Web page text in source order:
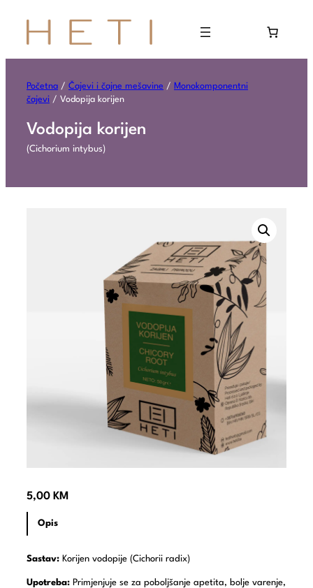
Početna / Čajevi i čajne mešavine /
Monokomponentni
čajevi / Vodopija korijen
Vodopija korijen
(Cichorium intybus)
5,00 KM
Opis
Sastav: Korijen vodopije (Cichorii radix)
Upotreba: Primjenjuje se za poboljšanje apetita, bolje varenje,